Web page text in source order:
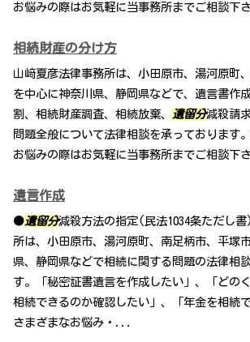
お悩みの際はお気軽に当事務所までご相談下さ
相続財産の分け方
山﨑夏彦法律事務所は、小田原市、湯河原町
を中心に神奈川県、静岡県などで、遺言書作
割、相続財産調査、相続放棄、 遺留分減殺請
問題全般について法律相談を承っております
お悩みの際はお気軽に当事務所までご相談下さ
遺言作成
●遺留分減殺方法の指定(民法1034条ただし
所は、小田原市、湯河原町、南足柄市、平塚
県、静岡県などで相続に関する問題の法律相
す。「秘密証書遺言を作成したい」、「どの
相続できるのか確認したい」、「年金を相続
さまざまなお悩み・...